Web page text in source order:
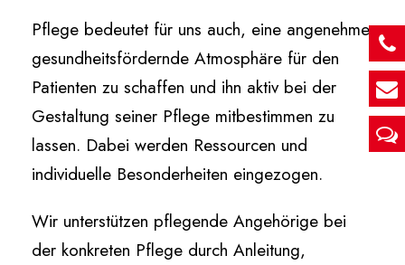
Pflege bedeutet für uns auch, eine angenehme
gesundheitsfördernde Atmosphäre für den
Patienten zu schaffen und ihn aktiv bei der
Gestaltung seiner Pflege mitbestimmen zu
lassen. Dabei werden Ressourcen und
individuelle Besonderheiten eingezogen.
Wir unterstützen pflegende Angehörige bei
der konkreten Pflege durch Anleitung,